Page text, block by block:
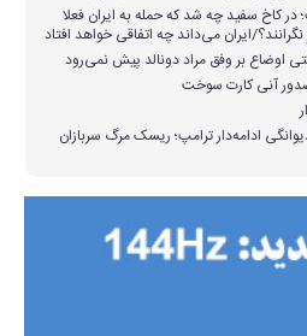
کاخ سفید چه شد که حمله به ایران فعلا
ایران می‌داند چه اتفاقی خواهد افتاد
اوضاع بر وفق مراد دونالد پیش نمی‌رود
دیوانگی ادامه‌دار ترامپ؛ ریسک مرگ سربازان